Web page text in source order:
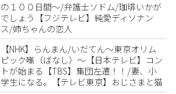
の１００日間〜/弁護士ソドム/珈琲いかが
でしょう【フジテレビ】純愛ディソナン
ス/姉ちゃんの恋人
【NHK】らんまん/いだてん〜東京オリム
ピック噺（ばなし）〜【日本テレビ】コン
トが始まる【TBS】集団左遷！！/妻、小
学生になる。【テレビ東京】おじさまと猫